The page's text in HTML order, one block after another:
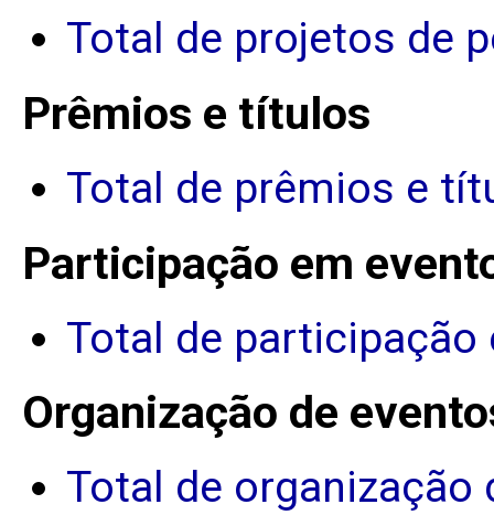
Total de projetos de
Prêmios e títulos
Total de prêmios e
Participação em
Total de participação
Organização de
Total de organização